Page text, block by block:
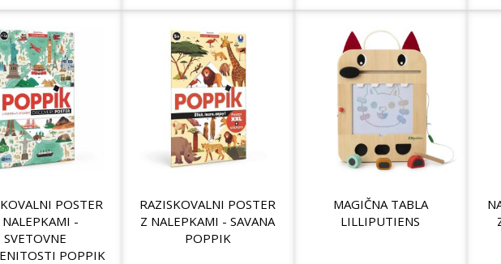
POSTER
-
SVETOVNE
POPPIK
RAZISKOVALNI POSTER
Z NALEPKAMI - SAVANA
POPPIK
MAGIČNA TABLA
LILLIPUTIENS